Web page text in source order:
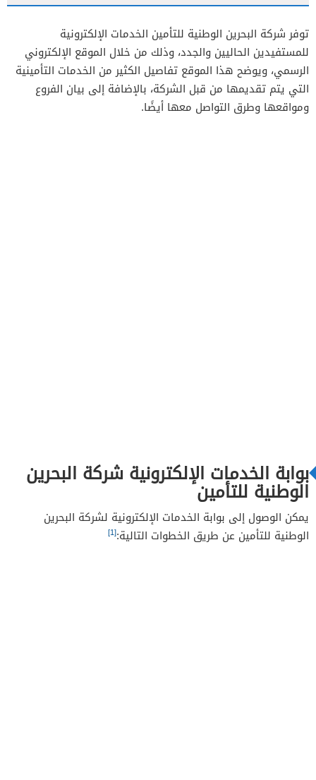
2
3
4
توفر شركة البحرين الوطنية للتأمين الخدمات الإلكترونية
للمستفيدين الحاليين والجدد، وذلك من خلال الموقع الإلكتروني
الرسمي، ويوضح هذا الموقع تفاصيل الكثير من الخدمات التأمينية
التي يتم تقديمها من قبل الشركة، بالإضافة إلى بيان الفروع
ومواقعها وطرق التواصل معها أيضًا.
بوابة الخدمات الإلكترونية شركة البحرين
الوطنية للتأمين
يمكن الوصول إلى بوابة الخدمات الإلكترونية لشركة البحرين
الوطنية للتأمين عن طريق الخطوات التالية:[1]